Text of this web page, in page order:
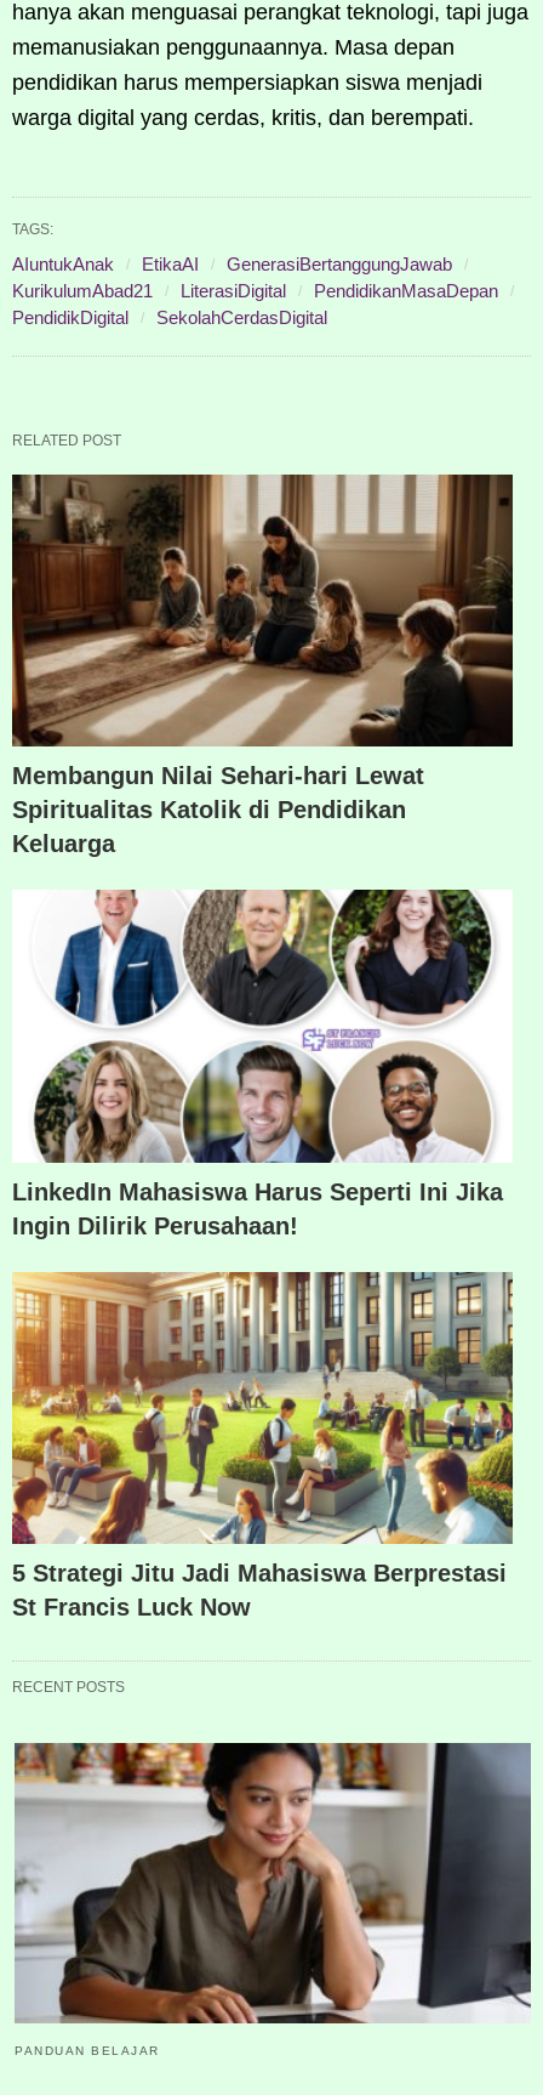
hanya akan menguasai perangkat teknologi, tapi juga
memanusiakan penggunaannya. Masa depan
pendidikan harus mempersiapkan siswa menjadi
warga digital yang cerdas, kritis, dan berempati.
TAGS:
AIuntukAnak EtikaAI
GenerasiBertanggungJawab
KurikulumAbad21
LiterasiDigital
PendidikanMasaDepan
PendidikDigital
SekolahCerdasDigital
RELATED POST
Membangun Nilai Sehari-hari Lewat
Spiritualitas Katolik di Pendidikan
Keluarga
LinkedIn Mahasiswa Harus Seperti Ini Jika
Ingin Dilirik Perusahaan!
5 Strategi Jitu Jadi Mahasiswa Berprestasi
St Francis Luck Now
RECENT POSTS
PANDUAN BELAJAR